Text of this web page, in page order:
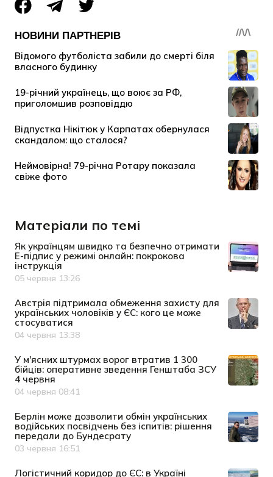
Матеріали по темі
Як українцям швидко та безпечно отримати
Е-підпис у режимі онлайн: покрокова
інструкція
Дата публікації
05 червня 13:26
Австрія підтримала обмеження захисту для
українських чоловіків у ЄС: кого це може
стосуватися
Дата публікації
04 червня 13:38
У м'ясних штурмах ворог втратив 1 300
бійців: оперативне зведення Генштаба ЗСУ
4 червня
Дата публікації
04 червня 08:41
Берлін може дозволити обмін українських
водійських посвідчень без іспитів: рішення
передали до Бундесрату
Дата публікації
03 червня 16:51
Логістичний коридор до ЄС: в Україні